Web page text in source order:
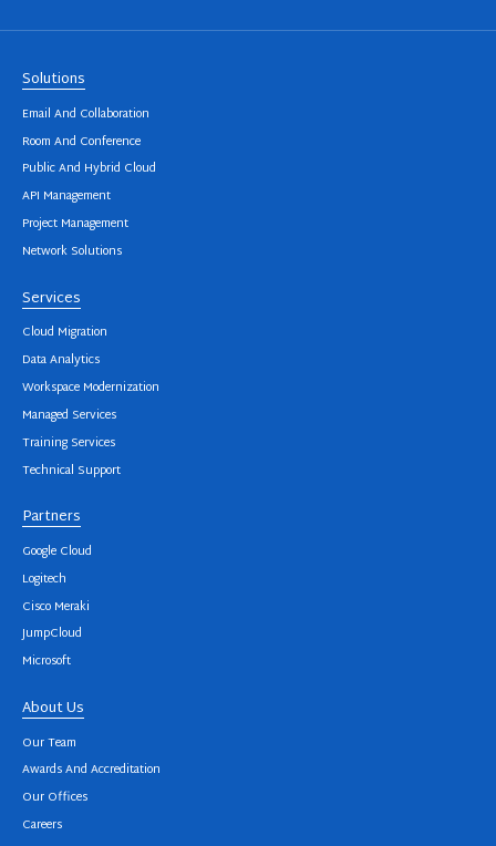
Solutions
Email And Collaboration
Room And Conference
Public And Hybrid Cloud
API Management
Project Management
Network Solutions
Services
Cloud Migration
Data Analytics
Workspace Modernization
Managed Services
Training Services
Technical Support
Partners
Google Cloud
Logitech
Cisco Meraki
JumpCloud
Microsoft
About Us
Our Team
Awards And Accreditation
Our Offices
Careers